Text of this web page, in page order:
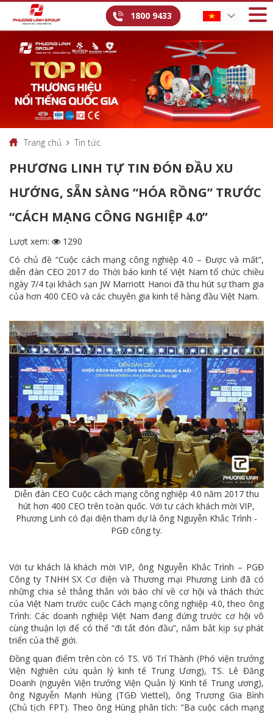
1800 9433
Trang chủ Tin tức
PHƯƠNG LINH TỰ TIN ĐÓN ĐẦU XU
HƯỚNG, SẴN SÀNG “HÓA RỒNG” TRƯỚC
“CÁCH MẠNG CÔNG NGHIỆP 4.0”
Lượt xem:
1290
Có chủ đề “Cuộc cách mạng công nghiệp 4.0 – Được và mất”,
diễn đàn CEO 2017 do Thời báo kinh tế Việt Nam tổ chức chiều
ngày 7/4 tại khách sạn JW Marriott Hanoi đã thu hút sự tham gia
của hơn 400 CEO và các chuyên gia kinh tế hàng đầu Việt Nam.
Diễn đàn CEO Cuộc cách mạng công nghiệp 4.0 năm 2017 thu
hút hơn 400 CEO trên toàn quốc. Với tư cách khách mời VIP,
Phương Linh có đại diện tham dự là ông Nguyễn Khắc Trình -
PGĐ công ty.
Với tư khách là khách mời VIP, ông Nguyễn Khắc Trình – PGĐ
Công ty TNHH SX Cơ điện và Thương mại Phương Linh đã có
những chia sẻ thẳng thắn với báo chí về cơ hội và thách thức
của Việt Nam trước cuộc Cách mạng công nghiệp 4.0, theo ông
Trình: Các doanh nghiệp Việt Nam đang đứng trước cơ hội vô
cùng thuận lợi để có thể “đi tắt đón đầu”, nắm bắt kịp sự phát
triển của thế giới.
Đồng quan điểm trên còn có TS. Võ Trí Thành (Phó viện trưởng
Viện Nghiên cứu quản lý kinh tế Trung Ương), TS. Lê Đăng
Doanh (nguyên Viện trưởng Viện Quản lý Kinh tế Trung ương),
ông Nguyễn Mạnh Hùng (TGĐ Viettel), ông Trương Gia Bình
(Chủ tịch FPT). Theo ông Hùng phân tích: "Ba cuộc cách mạng